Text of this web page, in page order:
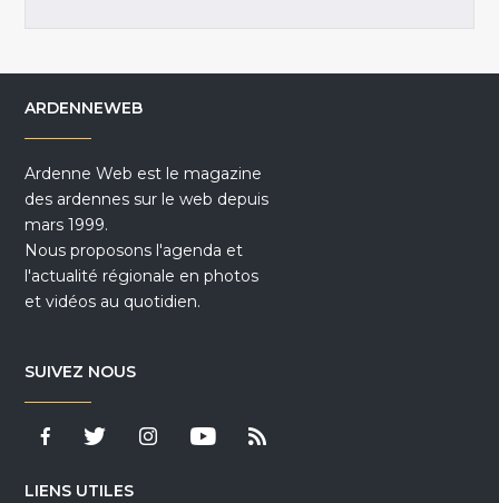
ARDENNEWEB
Ardenne Web est le magazine
des ardennes sur le web depuis
mars 1999.
Nous proposons l'agenda et
l'actualité régionale en photos
et vidéos au quotidien.
SUIVEZ NOUS
LIENS UTILES